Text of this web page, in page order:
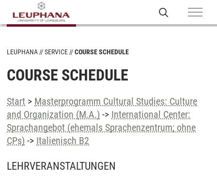
LEUPHANA SERVICE COURSE SCHEDULE
COURSE SCHEDULE
Start > Masterprogramm Cultural Studies: Culture
and Organization (M.A.) -> International Center:
Sprachangebot (ehemals Sprachenzentrum; ohne
CPs) -> Italienisch B2
LEHRVERANSTALTUNGEN